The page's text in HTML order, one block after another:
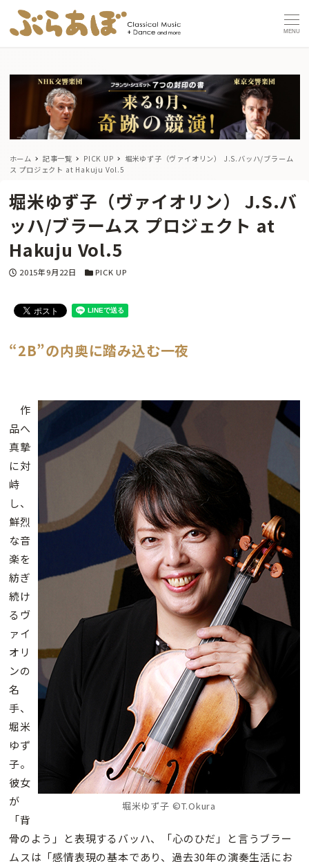
MENU
ホーム 記事一覧 PICK UP
堀米ゆず子（ヴァイオリン） J.S.バッハ/ブラーム
ス プロジェクト at Hakuju Vol.5
堀米ゆず子（ヴァイオリン） J.S.バ
ッハ/ブラームス プロジェクト at
Hakuju Vol.5
投稿日
2015年9月22日 カテゴリー
PICK UP
“2B”の内奥に踏み込む一夜
堀米ゆず子 ©T.Okura
作
品へ
真摯
に対
峙
し、
鮮烈
な音
楽を
紡ぎ
続け
るヴ
ァイ
オリ
ンの
名
手、
堀米
ゆず
子。
彼女
が
「背
骨のよう」と表現するバッハ、「心のひだ」と言うブラー
ムスは「感情表現の基本であり、過去30年の演奏生活にお